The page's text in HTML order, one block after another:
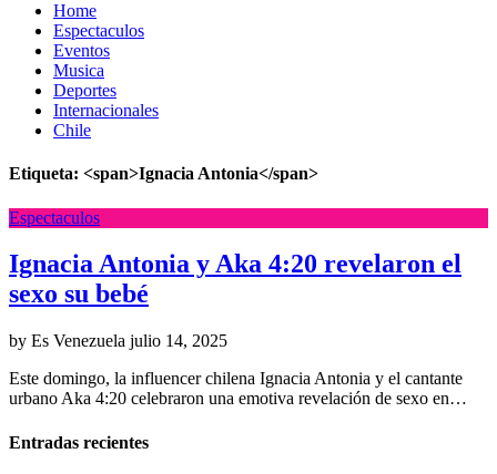
Home
Espectaculos
Eventos
Musica
Deportes
Internacionales
Chile
Etiqueta: <span>Ignacia Antonia</span>
Espectaculos
Ignacia Antonia y Aka 4:20 revelaron el
sexo su bebé
by Es Venezuela julio 14, 2025
Este domingo, la influencer chilena Ignacia Antonia y el cantante
urbano Aka 4:20 celebraron una emotiva revelación de sexo en…
Entradas recientes